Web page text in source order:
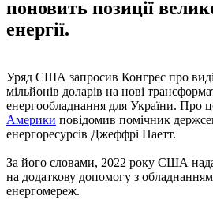
поновить позиції
енергії.
Уряд США запросив Конгрес про
мільйонів доларів на нові
енергообладнання для України. Про
Америки повідомив помічник
енергоресурсів Джеффрі Паетт.
За його словами, 2022 року США
на додаткову допомогу з
енергомереж.